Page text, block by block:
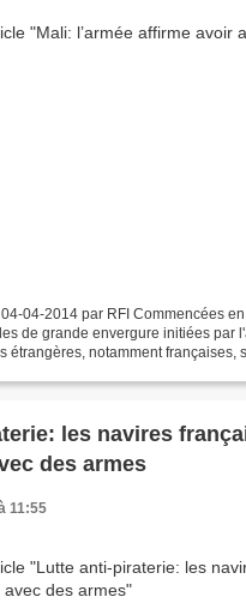
04-2014 par RFI Commencées
de grande envergure initiées par
étrangères, notamment françaises,
les navires
des armes
11:55